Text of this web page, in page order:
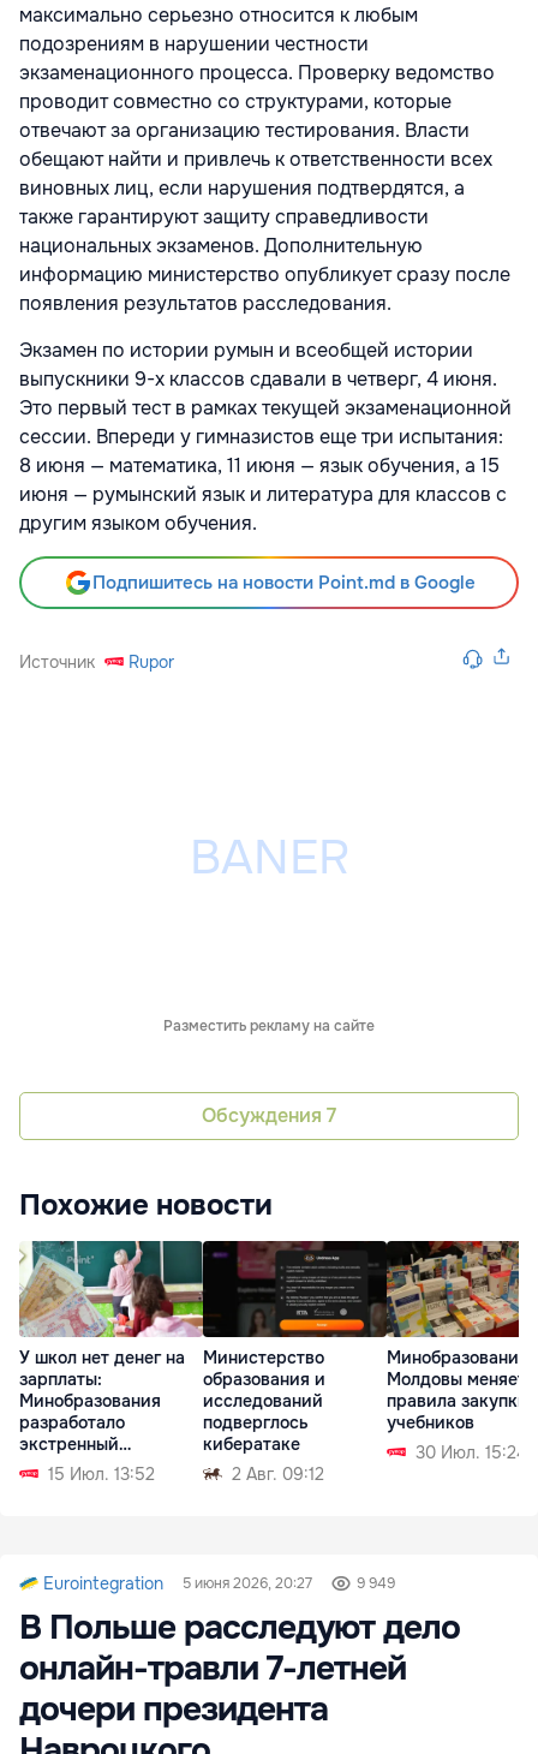
максимально серьезно относится к любым
подозрениям в нарушении честности
экзаменационного процесса. Проверку ведомство
проводит совместно со структурами, которые
отвечают за организацию тестирования. Власти
обещают найти и привлечь к ответственности всех
виновных лиц, если нарушения подтвердятся, а
также гарантируют защиту справедливости
национальных экзаменов. Дополнительную
информацию министерство опубликует сразу после
появления результатов расследования.
Экзамен по истории румын и всеобщей истории
выпускники 9-х классов сдавали в четверг, 4 июня.
Это первый тест в рамках текущей экзаменационной
сессии. Впереди у гимназистов еще три испытания:
8 июня — математика, 11 июня — язык обучения, а 15
июня — румынский язык и литература для классов с
другим языком обучения.
Подпишитесь на новости Point.md в Google
Источник Rupor
Разместить рекламу на сайте
Обсуждения 7
Похожие новости
У школ нет денег на
зарплаты:
Минобразования
разработало
экстренный
механизм
15 Июл. 13:52
Министерство
образования и
исследований
подверглось
кибератаке
2 Авг. 09:12
Минобразования
Молдовы меняет
правила закупки
учебников
30 Июл. 15:24
Eurointegration 5 июня 2026, 20:27 9 949
В Польше расследуют дело
онлайн-травли 7-летней
дочери президента